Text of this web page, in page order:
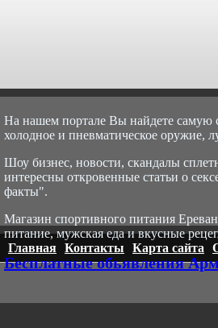
На нашем портале Вы найдете
холодное и пневматическое оружие,
Шоу бизнес, новости, скандалы
интересны откровенные статьи о
факты".
Магазин спортивного питания
питание, мужская еда и вкусные
Бесплатные обьявления
Главная Контакты Карта сайта